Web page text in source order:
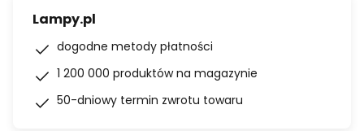
Lampy.pl
dogodne metody płatności
1 200 000 produktów na magazynie
50-dniowy termin zwrotu towaru